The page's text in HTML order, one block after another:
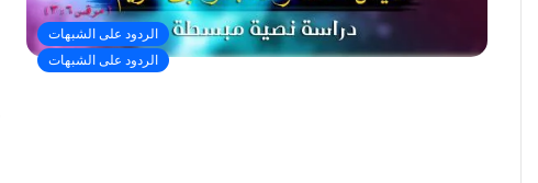
الردود على الشبهات
الردود على الشبهات